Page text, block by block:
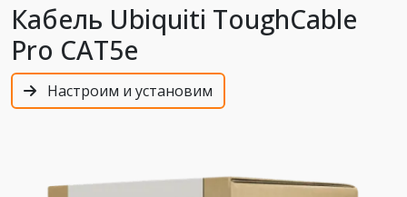
Кабель Ubiquiti ToughCable
Pro CAT5e
Настроим и установим